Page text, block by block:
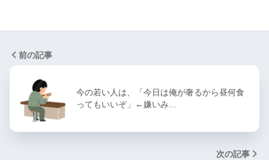
前の記事
今の若い人は、「今日は俺が奢るから昼何食
ってもいいぞ」←嫌いみ…
次の記事